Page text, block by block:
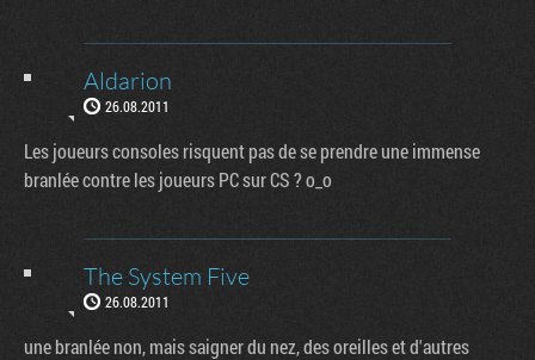
Aldarion
26.08.2011
Les joueurs consoles risquent pas de se prendre une immense
branlée contre les joueurs PC sur CS ? o_o
The System Five
26.08.2011
une branlée non, mais saigner du nez, des oreilles et d'autres